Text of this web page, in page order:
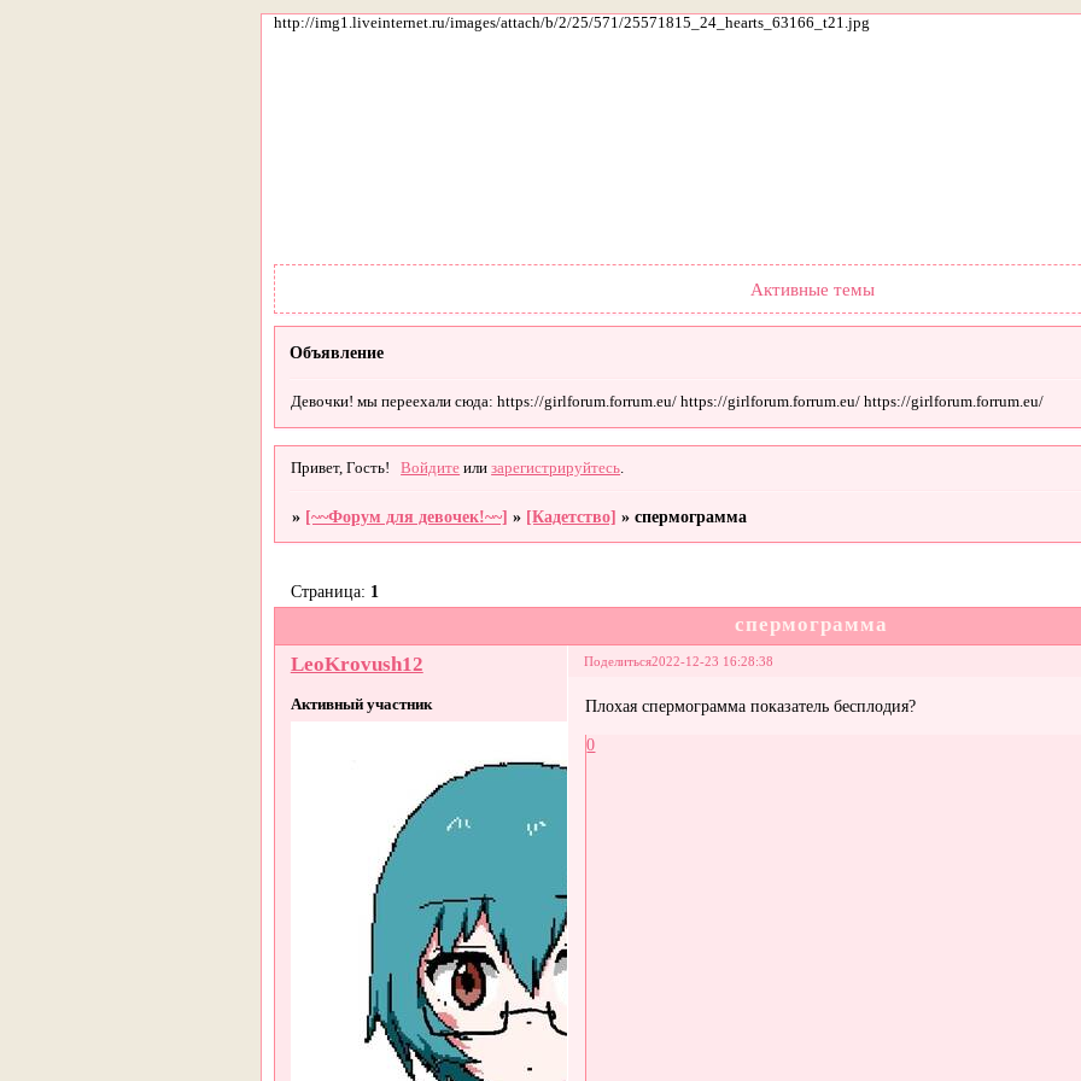
http://img1.liveinternet.ru/images/attach/b/2/25/571/25571815_24_hearts_63166_t21.jpg
Активные темы
Объявление
Девочки! мы переехали сюда: https://girlforum.forrum.eu/ https://girlforum.forrum.eu/ https://girlforum.forrum.eu/
Привет, Гость! Войдите илизарегистрируйтесь
» [~~Форум для девочек!~~] » [Кадетство] »спермограмма
спермограмма
Страница: 1
Поделиться2022-12-23 16:28:38
LeoKrovush12
Активный участник Плохая спермограмма показатель бесплодия?
0